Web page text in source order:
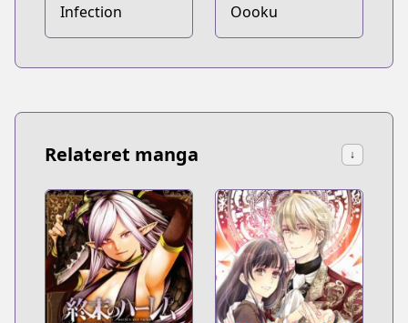
Infection Oooku
Relateret manga ↓